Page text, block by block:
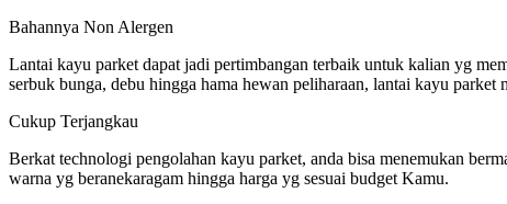
Bahannya Non Alergen
Lantai kayu parket dapat jadi pertimbangan terbaik untuk kalian yg
serbuk bunga, debu hingga hama hewan peliharaan, lantai kayu
Cukup Terjangkau
Berkat technologi pengolahan kayu parket, anda bisa menemukan
warna yg beranekaragam hingga harga yg sesuai budget Kamu.